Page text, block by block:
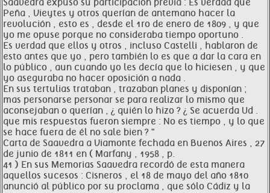
Saavedra expuso su participación previa : Es verdad que
Peña , Vieytes y otros querían de antemano hacer la
revolución , esto es , desde el 1ro de enero de 1809 , y que
yo me opuse porque no consideraba tiempo oportuno .
Es verdad que ellos y otros , incluso Castelli , hablaron de
esto antes que yo , pero también lo es que a dar la cara en
lo público , aun cuando yo les decía que lo hiciesen , y que
yo aseguraba no hacer oposición a nada .
En sus tertulias trataban , trazaban planes y disponían ;
mas personarse personar se para realizar lo mismo que
aconsejaban o querían , ¿ quién lo hizo ? ¿ Se acuerda Ud .
que mis respuestas fueron siempre : No es tiempo , y lo que
se hace fuera de él no sale bien ? "
Carta de Saavedra a Viamonte fechada en Buenos Aires , 27
de junio de 1811 en ( Marfany , 1958 , p.
41 ) En sus Memorias Saavedra recordó de esta manera
aquellos sucesos : Cisneros , el 18 de mayo del año 1810
anunció al público por su proclama , que sólo Cádiz y la